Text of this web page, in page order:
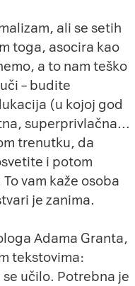
ali se setih
toga, asocira kao
a to nam teško
– budite
(u kojoj god
superprivlačna…
trenutku, da
i potom
vam kaže osoba
je zanima.
Adama Granta,
tekstovima:
učilo. Potrebna je